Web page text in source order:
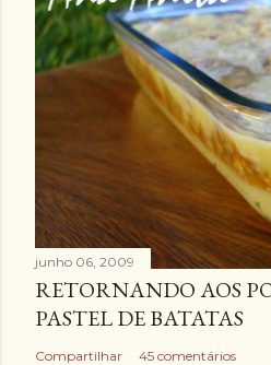
junho 06, 2009
RETORNANDO AOS
PASTEL DE BATATAS
Compartilhar 45 comentários